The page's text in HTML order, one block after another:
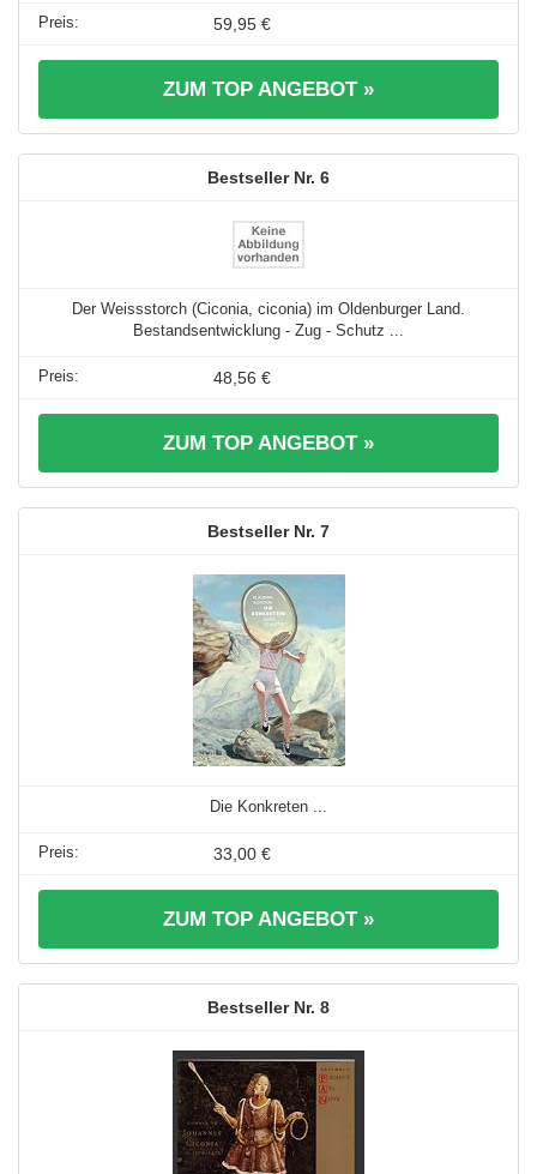
59,95 €
ZUM TOP ANGEBOT »
6
Der Weissstorch (Ciconia, ciconia) im Oldenburger Land.
Bestandsentwicklung - Zug - Schutz ...
48,56 €
ZUM TOP ANGEBOT »
7
Die Konkreten ...
33,00 €
ZUM TOP ANGEBOT »
8